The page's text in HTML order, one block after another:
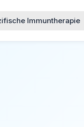
Immuntherapie